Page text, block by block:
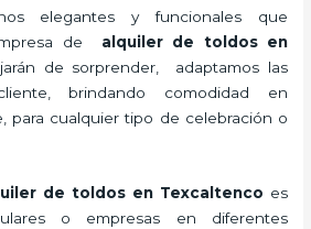
elegantes y funcionales que
de alquiler de toldos en
de sorprender, adaptamos las
brindando comodidad en
para cualquier tipo de celebración o
de toldos en Texcaltenco es
o empresas en diferentes